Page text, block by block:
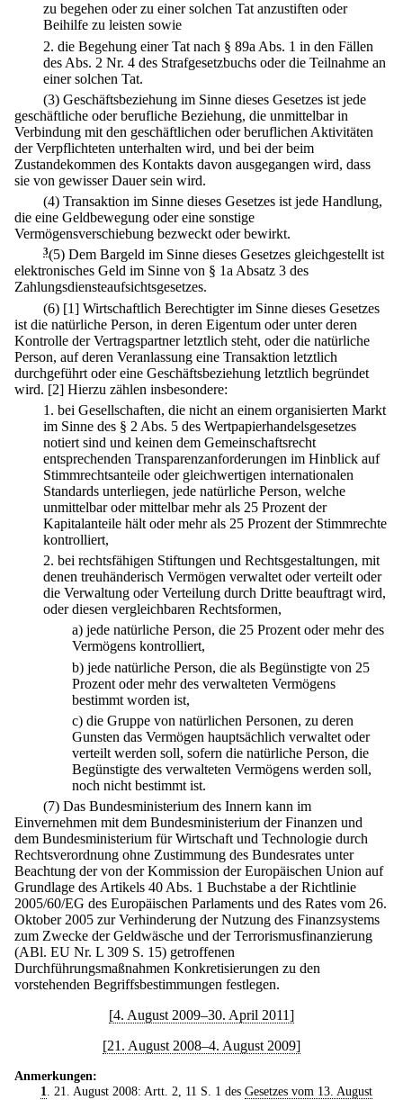
zu begehen oder zu einer solchen Tat anzustiften oder
Beihilfe zu leisten sowie
2. die Begehung einer Tat nach § 89a Abs. 1 in den Fällen
des Abs. 2 Nr. 4 des Strafgesetzbuchs oder die Teilnahme an
einer solchen Tat.
(3) Geschäftsbeziehung im Sinne dieses Gesetzes ist jede
geschäftliche oder berufliche Beziehung, die unmittelbar in
Verbindung mit den geschäftlichen oder beruflichen Aktivitäten
der Verpflichteten unterhalten wird, und bei der beim
Zustandekommen des Kontakts davon ausgegangen wird, dass
sie von gewisser Dauer sein wird.
(4) Transaktion im Sinne dieses Gesetzes ist jede Handlung,
die eine Geldbewegung oder eine sonstige
Vermögensverschiebung bezweckt oder bewirkt.
3(5) Dem Bargeld im Sinne dieses Gesetzes gleichgestellt ist
elektronisches Geld im Sinne von § 1a Absatz 3 des
Zahlungsdiensteaufsichtsgesetzes.
(6) [1] Wirtschaftlich Berechtigter im Sinne dieses Gesetzes
ist die natürliche Person, in deren Eigentum oder unter deren
Kontrolle der Vertragspartner letztlich steht, oder die natürliche
Person, auf deren Veranlassung eine Transaktion letztlich
durchgeführt oder eine Geschäftsbeziehung letztlich begründet
wird. [2] Hierzu zählen insbesondere:
1. bei Gesellschaften, die nicht an einem organisierten Markt
im Sinne des § 2 Abs. 5 des Wertpapierhandelsgesetzes
notiert sind und keinen dem Gemeinschaftsrecht
entsprechenden Transparenzanforderungen im Hinblick auf
Stimmrechtsanteile oder gleichwertigen internationalen
Standards unterliegen, jede natürliche Person, welche
unmittelbar oder mittelbar mehr als 25 Prozent der
Kapitalanteile hält oder mehr als 25 Prozent der Stimmrechte
kontrolliert,
2. bei rechtsfähigen Stiftungen und Rechtsgestaltungen, mit
denen treuhänderisch Vermögen verwaltet oder verteilt oder
die Verwaltung oder Verteilung durch Dritte beauftragt wird,
oder diesen vergleichbaren Rechtsformen,
a) jede natürliche Person, die 25 Prozent oder mehr des
Vermögens kontrolliert,
b) jede natürliche Person, die als Begünstigte von 25
Prozent oder mehr des verwalteten Vermögens
bestimmt worden ist,
c) die Gruppe von natürlichen Personen, zu deren
Gunsten das Vermögen hauptsächlich verwaltet oder
verteilt werden soll, sofern die natürliche Person, die
Begünstigte des verwalteten Vermögens werden soll,
noch nicht bestimmt ist.
(7) Das Bundesministerium des Innern kann im
Einvernehmen mit dem Bundesministerium der Finanzen und
dem Bundesministerium für Wirtschaft und Technologie durch
Rechtsverordnung ohne Zustimmung des Bundesrates unter
Beachtung der von der Kommission der Europäischen Union auf
Grundlage des Artikels 40 Abs. 1 Buchstabe a der Richtlinie
2005/60/EG des Europäischen Parlaments und des Rates vom 26.
Oktober 2005 zur Verhinderung der Nutzung des Finanzsystems
zum Zwecke der Geldwäsche und der Terrorismusfinanzierung
(ABl. EU Nr. L 309 S. 15) getroffenen
Durchführungsmaßnahmen Konkretisierungen zu den
vorstehenden Begriffsbestimmungen festlegen.
[4. August 2009–30. April 2011]
[21. August 2008–4. August 2009]
Anmerkungen:
1
. 21. August 2008: Artt. 2, 11 S. 1 des Gesetzes vom 13. August